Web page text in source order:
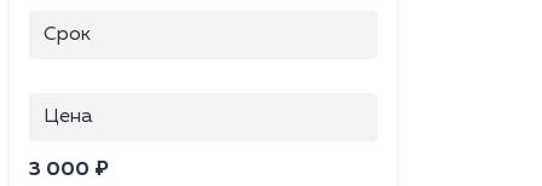
Срок
Цена
3 000 ₽